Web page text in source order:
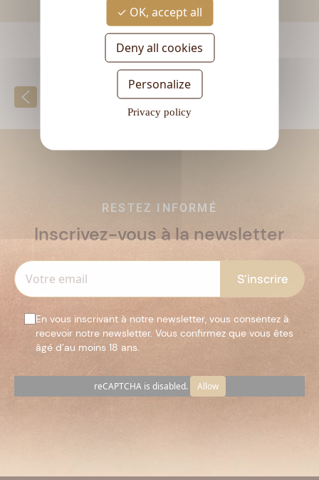
Retour à la liste
RESTEZ INFORMÉ
Inscrivez-vous à la newsletter
En vous inscrivant à notre newsletter, vous consentez à
recevoir notre newsletter. Vous confirmez que vous êtes
âgé d’au moins 18 ans.
reCAPTCHA is disabled. Allow
vide.
OK, accept all
Deny all cookies
Personalize
Privacy policy